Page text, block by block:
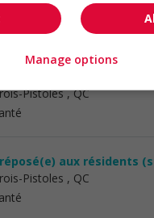
Îles, QC
Pistoles, QC
aux résidents
Pistoles , QC
Manage options